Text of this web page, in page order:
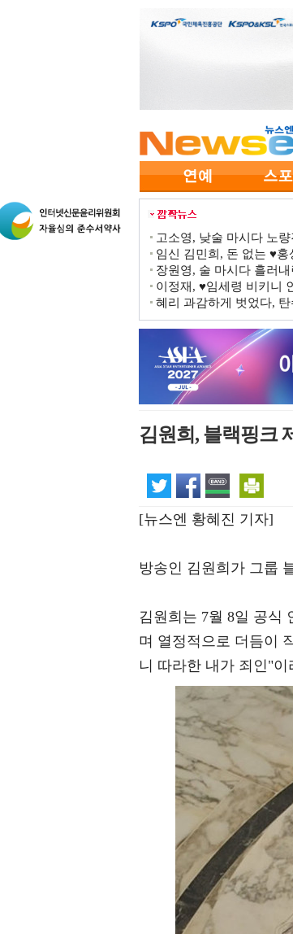
고소영, 낮술 마시다 노
임신 김민희, 돈 없는 ♥
장원영, 술 마시다 흘러
이정재, ♥임세령 비키니
혜리 과감하게 벗었다,
김원희, 블랙핑크
[뉴스엔 황혜진 기자]
방송인 김원희가 그룹
김원희는 7월 8일 공식
며 열정적으로 더듬이
니 따라한 내가 죄인"